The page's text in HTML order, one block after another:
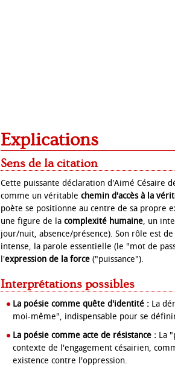
Explications
Sens de la citation
Cette puissante déclaration d'Aimé Césaire
comme un véritable chemin d'accès à la
poète se positionne au centre de sa propre
une figure de la complexité humaine, un
jour/nuit, absence/présence). Son rôle est
intense, la parole essentielle (le "mot de
l'expression de la force ("puissance").
Interprétations possibles
La poésie comme quête d'identité : La
moi-même", indispensable pour se
La poésie comme acte de résistance : La
contexte de l'engagement césairien,
existence contre l'oppression.